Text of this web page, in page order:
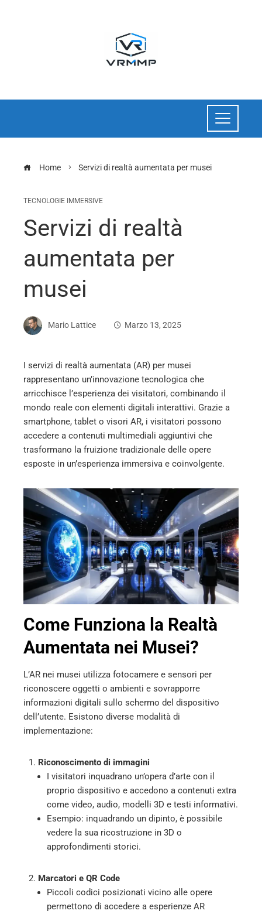
Home Servizi di realtà aumentata per musei
TECNOLOGIE IMMERSIVE
Servizi di realtà
aumentata per
musei
Mario Lattice Marzo 13, 2025
I servizi di realtà aumentata (AR) per musei
rappresentano un’innovazione tecnologica che
arricchisce l’esperienza dei visitatori, combinando il
mondo reale con elementi digitali interattivi. Grazie a
smartphone, tablet o visori AR, i visitatori possono
accedere a contenuti multimediali aggiuntivi che
trasformano la fruizione tradizionale delle opere
esposte in un’esperienza immersiva e coinvolgente.
Come Funziona la Realtà
Aumentata nei Musei?
L’AR nei musei utilizza fotocamere e sensori per
riconoscere oggetti o ambienti e sovrapporre
informazioni digitali sullo schermo del dispositivo
dell’utente. Esistono diverse modalità di
implementazione:
Riconoscimento di immagini
I visitatori inquadrano un’opera d’arte con il
proprio dispositivo e accedono a contenuti extra
come video, audio, modelli 3D e testi informativi.
Esempio: inquadrando un dipinto, è possibile
vedere la sua ricostruzione in 3D o
approfondimenti storici.
Marcatori e QR Code
Piccoli codici posizionati vicino alle opere
permettono di accedere a esperienze AR